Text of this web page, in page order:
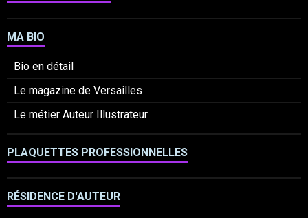
MA BIO
Bio en détail
Le magazine de Versailles
Le métier Auteur Illustrateur
PLAQUETTES PROFESSIONNELLES
RÉSIDENCE D'AUTEUR